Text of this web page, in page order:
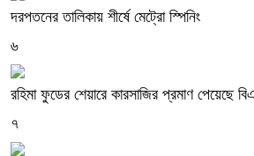
দরপতনের তালিকায় শীর্ষে মেট্রো স্পিনিং
৬
রহিমা ফুডের শেয়ারে কারসাজির প্রমাণ পেয়েছে
৭